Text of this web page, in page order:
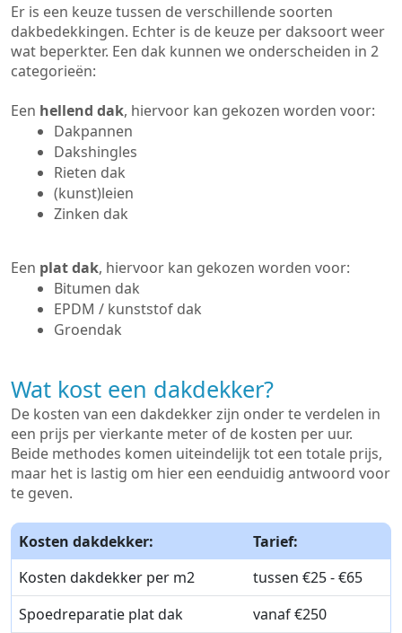
Er is een keuze tussen de verschillende soorten
dakbedekkingen. Echter is de keuze per daksoort weer
wat beperkter. Een dak kunnen we onderscheiden in 2
categorieën:
Een hellend dak, hiervoor kan gekozen worden voor:
Dakpannen
Dakshingles
Rieten dak
(kunst)leien
Zinken dak
Een plat dak, hiervoor kan gekozen worden voor:
Bitumen dak
EPDM / kunststof dak
Groendak
Wat kost een dakdekker?
De kosten van een dakdekker zijn onder te verdelen in
een prijs per vierkante meter of de kosten per uur.
Beide methodes komen uiteindelijk tot een totale prijs,
maar het is lastig om hier een eenduidig antwoord voor
te geven.
Kosten dakdekker:
Tarief:
Kosten dakdekker per m2
tussen €25 - €65
Spoedreparatie plat dak
vanaf €250